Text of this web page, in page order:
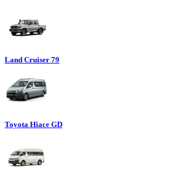
Land Cruiser 79
Toyota Hiace GD